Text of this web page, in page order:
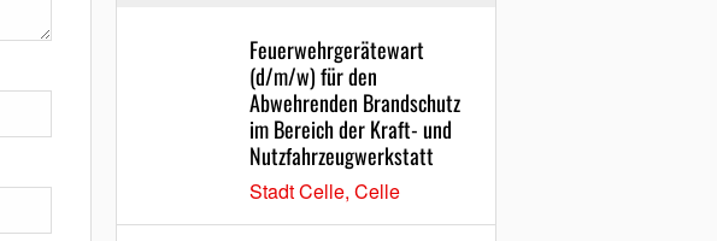
Feuerwehrgerätewart
(d/m/w) für den
Abwehrenden Brandschutz
im Bereich der Kraft- und
Nutzfahrzeugwerkstatt
Stadt Celle, Celle